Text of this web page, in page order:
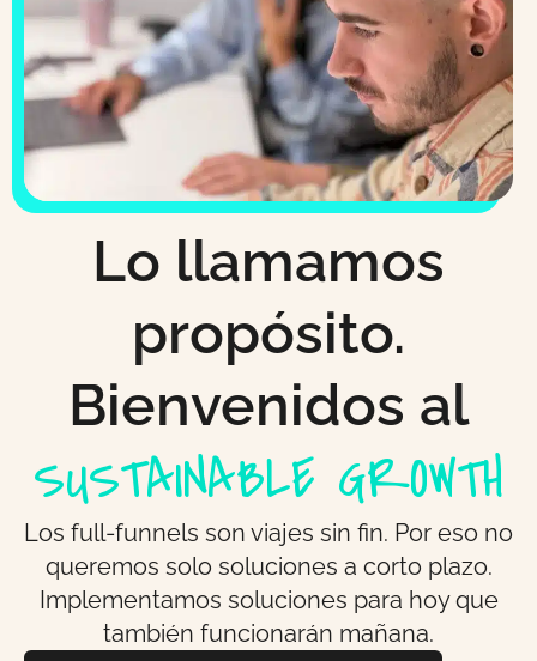
Lo llamamos
propósito.
Bienvenidos al
SUSTAINABLE GROWTH
Los full-funnels son viajes sin fin. Por eso no
queremos solo soluciones a corto plazo.
Implementamos soluciones para hoy que
también funcionarán mañana.